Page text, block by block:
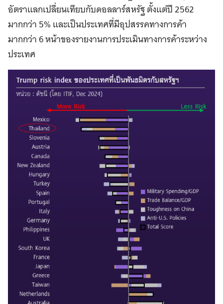
อัตราแลกเปลี่ยนเทียบกับดอลลาร์สหรัฐ ตั้งแต่ปี 2562
มากกว่า 5% และเป็นประเทศที่มีอุปสรรคทางการค้า
มากกว่า 6 หน้าของรายงานการประเมินทางการค้าระหว่าง
ประเทศ